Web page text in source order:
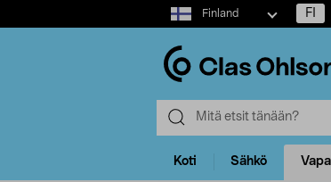
Select
market
Finland FI
Koti Sähkö